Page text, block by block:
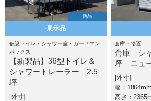
新品
展示品
仮設トイレ・シャワー室・ガードマン
ボックス
【新製品】36型トイレ＆
シャワートレーラー 2.5
坪
外寸
倉庫・物置
倉庫 シ
坪 ニュ
外寸
幅：
高さ：